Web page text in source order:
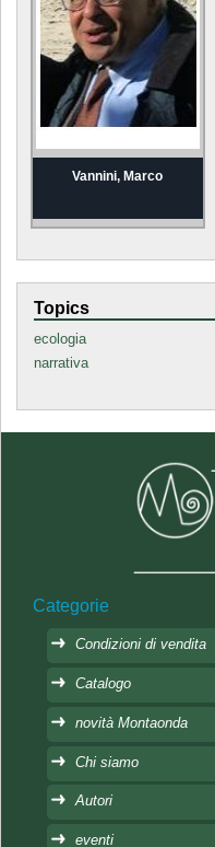
Vannini, Marco
Topics
ecologia
narrativa
Categorie
Condizioni di vendita
Catalogo
novità Montaonda
Chi siamo
Autori
eventi